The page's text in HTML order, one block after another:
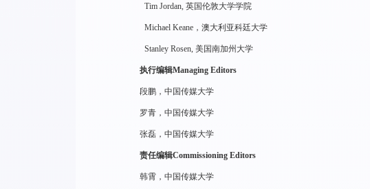
Tim Jordan, 英国伦敦大学学院
Michael Keane，澳大利亚科廷大学
Stanley Rosen, 美国南加州大学
执行编辑Managing Editors
段鹏，中国传媒大学
罗青，中国传媒大学
张磊，中国传媒大学
责任编辑Commissioning Editors
韩霄，中国传媒大学